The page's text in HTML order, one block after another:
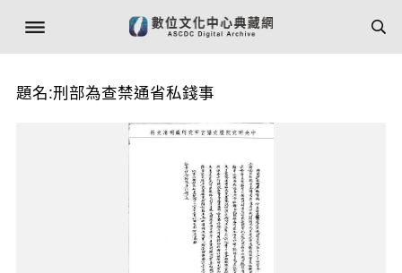
題名:刑部為查禁通省私錢事